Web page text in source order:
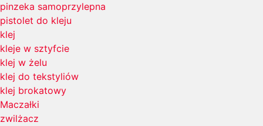
pinzeka samoprzylepna
pistolet do kleju
klej
kleje w sztyfcie
klej w żelu
klej do tekstyliów
klej brokatowy
Maczałki
zwilżacz